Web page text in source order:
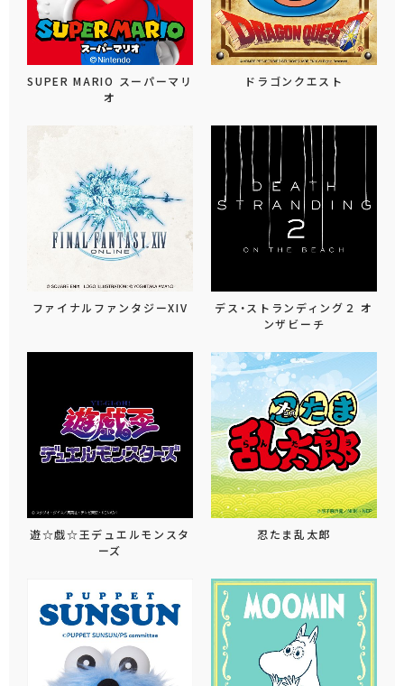
SUPER MARIO スーパーマリ
オ
ドラゴンクエスト
ファイナルファンタジーXIV
デス・ストランディング２ オ
ンザビーチ
遊☆戯☆王デュエルモンスタ
ーズ
忍たま乱太郎